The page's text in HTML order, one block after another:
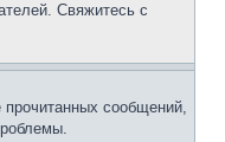
Свяжитесь с
сообщений,